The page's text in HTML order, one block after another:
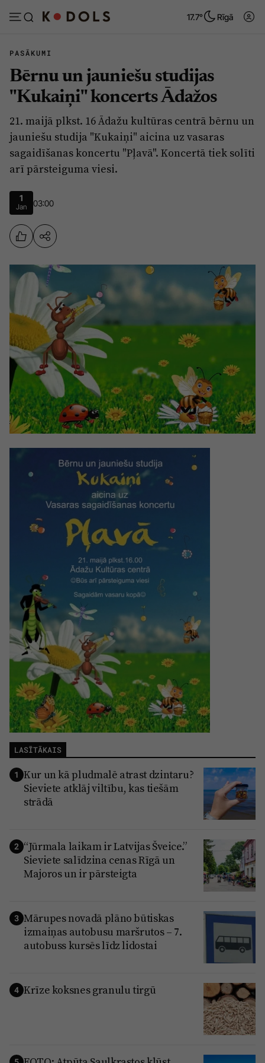
17.7° Rīgā
Abonēt Pieslēgties
Ziņas
Politika
Pašvaldības
Izglītība
Veselība
Ģimene
Sports
Drošība
Tēmas
Viedokļi
Pierīga
Ādaži
Ķekava
Mārupe
Saulkrasti
Sigulda
Projekti
Mediju atbalsta fonds
Zivju fonds
Zaļā nākotne
Vide
Kodols
Kontakti
Reklāma
Par laikrakstu
Privātuma politika
Ētikas kodekss
Lietošanas noteikumi
Pārredzamības paziņojumi
Sludinājumi
PASĀKUMI
Bērnu un jauniešu studijas
"Kukaiņi" koncerts Ādažos
21. maijā plkst. 16 Ādažu kultūras centrā bērnu un
jauniešu studija "Kukaiņi" aicina uz vasaras
sagaidīšanas koncertu "Pļavā". Koncertā tiek solīti
arī pārsteiguma viesi.
1
Jan 03:00
LASĪTĀKAIS
1 Kur un kā pludmalē atrast dzintaru?
Sieviete atklāj viltību, kas tiešām
strādā
2 “Jūrmala laikam ir Latvijas Šveice.”
Sieviete salīdzina cenas Rīgā un
Majoros un ir pārsteigta
3 Mārupes novadā plāno būtiskas
izmaiņas autobusu maršrutos – 7.
autobuss kursēs līdz lidostai
4 Krīze koksnes granulu tirgū